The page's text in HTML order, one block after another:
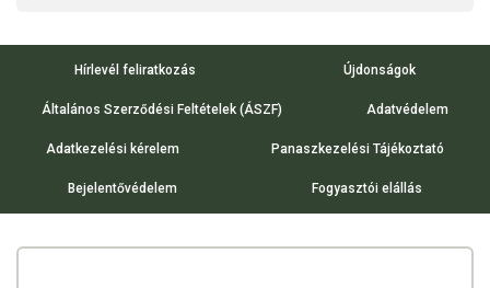
Hírlevél feliratkozás Újdonságok
Általános Szerződési Feltételek (ÁSZF) Adatvédelem
Adatkezelési kérelem Panaszkezelési Tájékoztató
Bejelentővédelem Fogyasztói elállás